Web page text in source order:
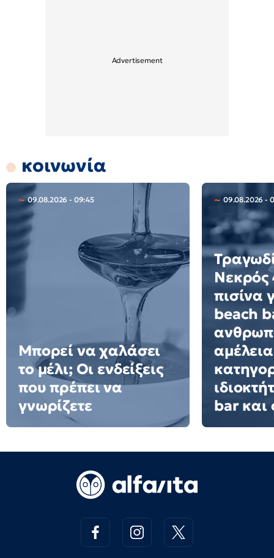
κοινωνία
09.08.2026 - 09:45
Μπορεί να χαλάσει
το μέλι; Οι ενδείξεις
που πρέπει να
γνωρίζετε
09.08.2026 -
Νεκρός
πισίνα
beach
αμέλεια
bar και